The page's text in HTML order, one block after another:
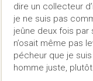
dire un collecteur
je ne suis pas
jeûne deux fois par
n’osait même pas
pécheur que je
homme juste, plutôt